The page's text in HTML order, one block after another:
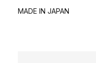
MADE IN JAPAN